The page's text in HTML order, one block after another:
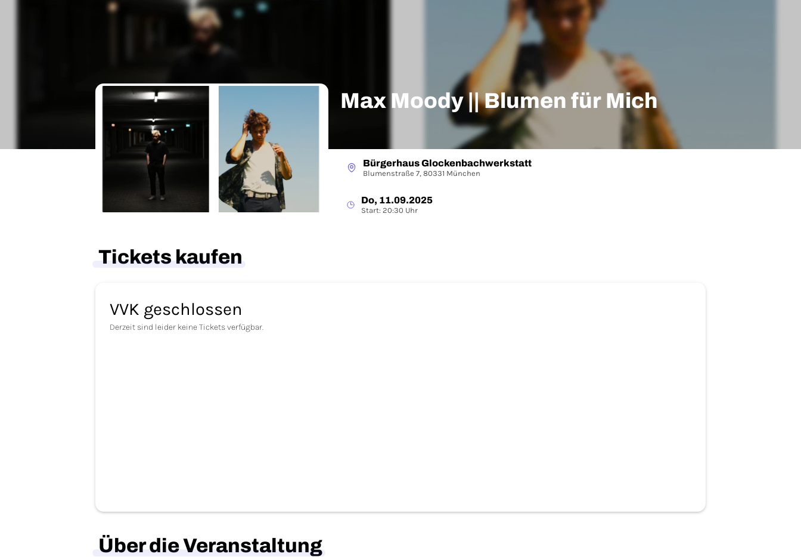
Max Moody || Blumen für Mich
Bürgerhaus Glockenbachwerkstatt
Blumenstraße 7, 80331 München
Do, 11.09.2025
Start: 20:30 Uhr
Tickets kaufen
VVK geschlossen
Derzeit sind leider keine Tickets verfügbar.
Über die Veranstaltung